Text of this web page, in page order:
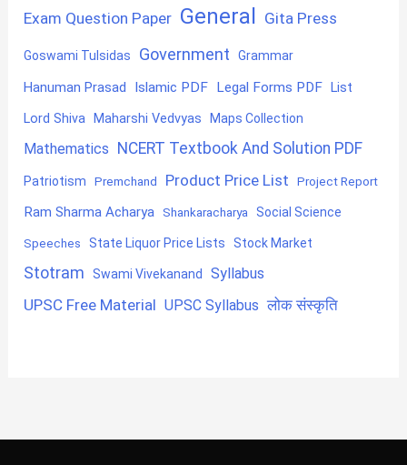
Exam Question Paper General Gita Press
Goswami Tulsidas Government Grammar
Hanuman Prasad Islamic PDF Legal Forms PDF List
Lord Shiva Maharshi Vedvyas Maps Collection
Mathematics NCERT Textbook And Solution PDF
Patriotism Premchand Product Price List Project Report
Ram Sharma Acharya Shankaracharya Social Science
Speeches State Liquor Price Lists Stock Market
Stotram Swami Vivekanand Syllabus
UPSC Free Material UPSC Syllabus लोक संस्कृति